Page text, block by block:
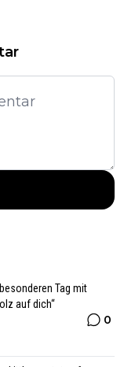
Tag mit
auf dich“
0